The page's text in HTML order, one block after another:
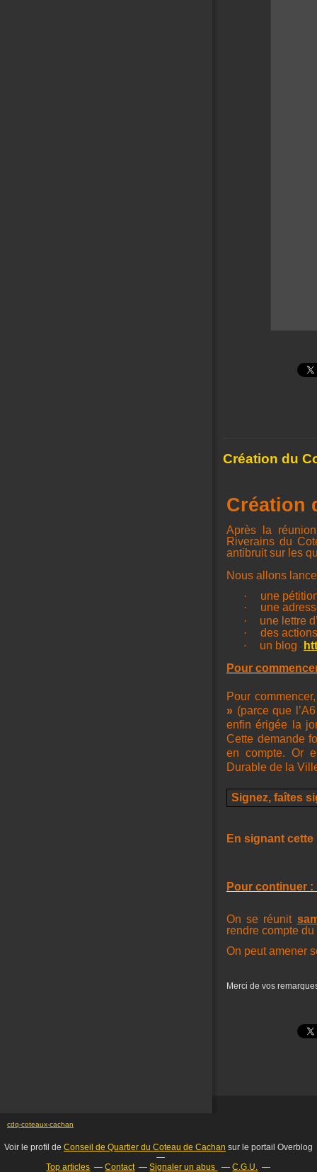
Création du
Création
Après la
Riverains du
antibruit sur les
Nous allons
·
une
·
une
·
une lettre
·
des actions
·
un blog :
Pour
Pour
» (parce que
enfin érigée la
Cette demande
en compte. Or
Durable de la
Signez, faîtes
En signant
Pour continuer :
On se réunit
rendre compte
On peut amener
Merci de vos
cdq-coteaux-cachan
Voir le profil de Conseil de Quartier du Coteau de Cachan sur le portail Overblog
Top articles
Contact Signaler un abus
C.G.U.